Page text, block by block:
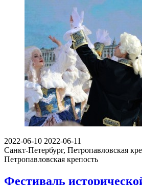
2022-06-10 2022-06-11
Санкт-Петербург, Петропавловская
Петропавловская крепость
Фестиваль